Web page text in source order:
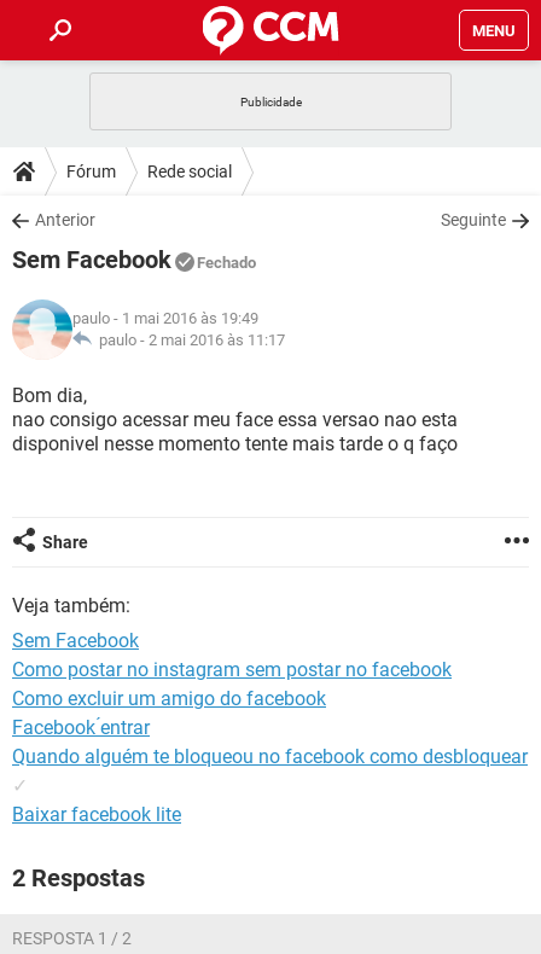
MENU
CELULAR
OUTLOOK
INSTAGRAM
GUIA DE COMPRAS
DICAS
JOGOS
INSTAGRAM
DOWNLOADS
JOGOS
CELULAR
OUTLOOK
INSTAGRAM
GUIA DE COMPRAS
JOGOS
OUTLOOK
INSTAGRAM GMAIL
GLOSSÁRIO
JOGOS
CELULAR FACEBOOK
GUIA DE COMPRAS
Fórum Rede social
Anterior Seguinte
Sem Facebook Fechado
paulo - 1 mai 2016 às 19:49
paulo - 2 mai 2016 às 11:17
Bom dia,
nao consigo acessar meu face essa versao nao esta
disponivel nesse momento tente mais tarde o q faço
Share
Veja também:
Sem Facebook
Como postar no instagram sem postar no facebook
Como excluir um amigo do facebook
Facebook ́entrar
Quando alguém te bloqueou no facebook como desbloquear
✓
Baixar facebook lite
2 Respostas
RESPOSTA 1 / 2